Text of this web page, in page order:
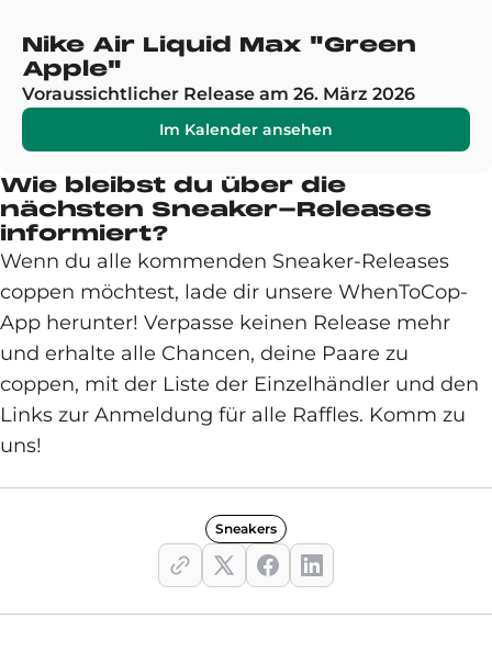
Nike Air Liquid Max "Green
Apple"
Voraussichtlicher Release am 26. März 2026
Im Kalender ansehen
Wie bleibst du über die
nächsten Sneaker-Releases
informiert?
Wenn du alle kommenden Sneaker-Releases
coppen möchtest, lade dir unsere WhenToCop-
App herunter! Verpasse keinen Release mehr
und erhalte alle Chancen, deine Paare zu
coppen, mit der Liste der Einzelhändler und den
Links zur Anmeldung für alle Raffles. Komm zu
uns!
Sneakers